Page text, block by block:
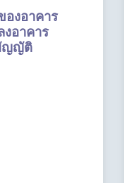
องอาคาร
อาคาร
ญญัติ